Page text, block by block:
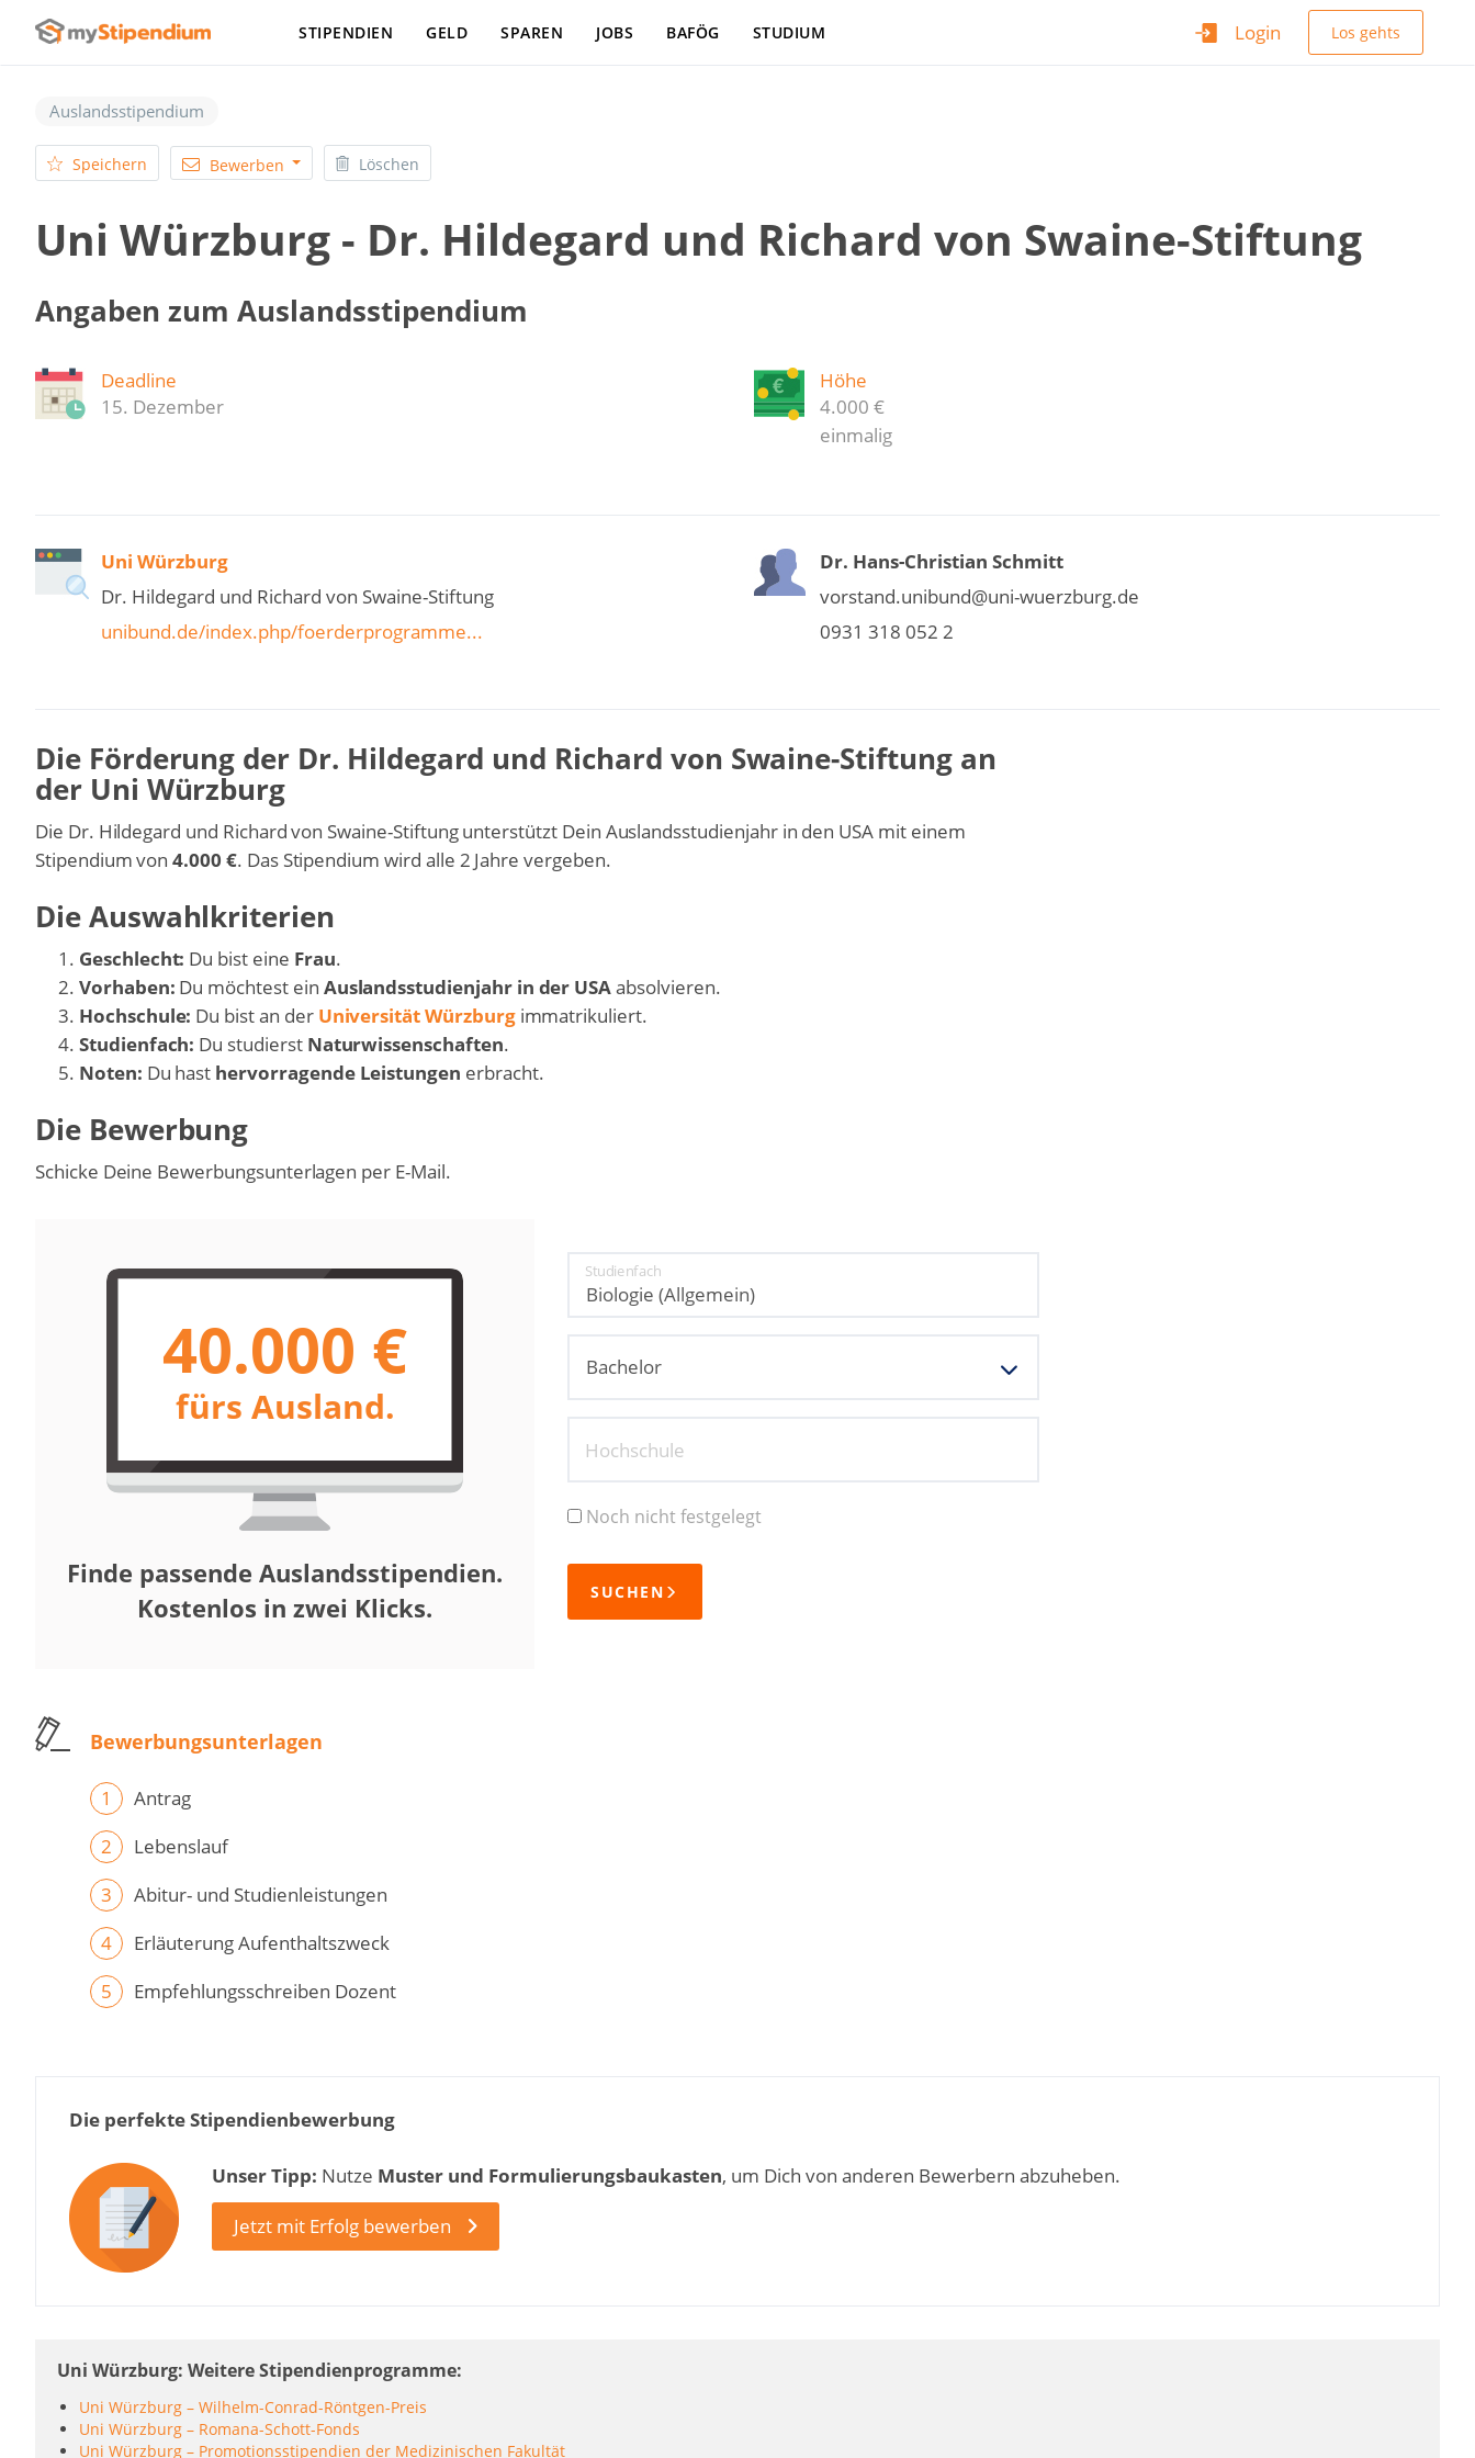
Login Los gehts
STIPENDIEN GELD SPAREN JOBS BAFÖG STUDIUM
Auslandsstipendium
Speichern Bewerben Löschen
Uni Würzburg - Dr. Hildegard und Richard von Swaine-Stiftung
Angaben zum Auslandsstipendium
Deadline
15. Dezember
Höhe
4.000 €
einmalig
Uni Würzburg
Dr. Hildegard und Richard von Swaine-Stiftung
unibund.de/index.php/foerderprogramme...
Dr. Hans-Christian Schmitt
vorstand.unibund@uni-wuerzburg.de
0931 318 052 2
Die Förderung der Dr. Hildegard und Richard von Swaine-Stiftung an
der Uni Würzburg
Die Dr. Hildegard und Richard von Swaine-Stiftung unterstützt Dein Auslandsstudienjahr in den USA mit einem
Stipendium von4.000 €. Das Stipendium wird alle 2 Jahre vergeben.
Die Auswahlkriterien
Geschlecht: Du bist eine Frau.
Vorhaben: Du möchtest ein Auslandsstudienjahr in der USAabsolvieren.
Hochschule: Du bist an der Universität Würzburgimmatrikuliert.
Studienfach: Du studierst Naturwissenschaften.
Noten: Du hast hervorragende Leistungen erbracht.
Die Bewerbung
Schicke Deine Bewerbungsunterlagen per E-Mail.
40.000 €
fürs Ausland.
Finde passende Auslandsstipendien.
Kostenlos in zwei Klicks.
Studienfach
Hochschule
Noch nicht festgelegt
SUCHEN
Bewerbungsunterlagen
Antrag
Lebenslauf
Abitur- und Studienleistungen
Erläuterung Aufenthaltszweck
Empfehlungsschreiben Dozent
Die perfekte Stipendienbewerbung
Unser Tipp: Nutze Muster und Formulierungsbaukasten, um Dich von anderen Bewerbern abzuheben.
Jetzt mit Erfolg bewerben
Uni Würzburg: Weitere Stipendienprogramme
Uni Würzburg – Wilhelm-Conrad-Röntgen-Preis
Uni Würzburg – Romana-Schott-Fonds
Uni Würzburg – Promotionsstipendien der Medizinischen Fakultät